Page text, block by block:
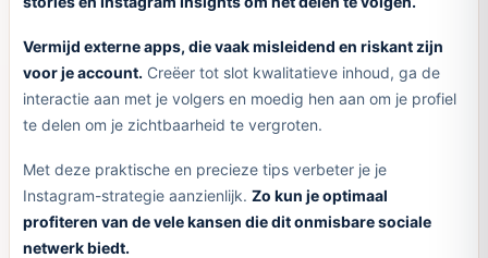
Vermijd externe apps, die vaak misleidend en riskant zijn
voor je account. Creëer tot slot kwalitatieve inhoud, ga de
interactie aan met je volgers en moedig hen aan om je profiel
te delen om je zichtbaarheid te vergroten.
Met deze praktische en precieze tips verbeter je je
Instagram-strategie aanzienlijk. Zo kun je optimaal
profiteren van de vele kansen die dit onmisbare sociale
netwerk biedt.